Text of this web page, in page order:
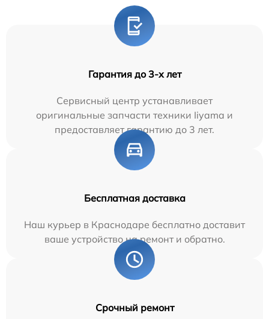
Гарантия до 3-х лет
Сервисный центр устанавливает
оригинальные запчасти техники Iiyama и
предоставляет гарантию до 3 лет.
Бесплатная доставка
Наш курьер в Краснодаре бесплатно доставит
ваше устройство на ремонт и обратно.
Срочный ремонт